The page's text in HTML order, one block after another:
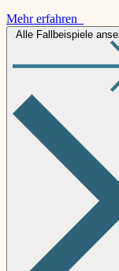
Mehr erfahren
Alle Fallbeispiele